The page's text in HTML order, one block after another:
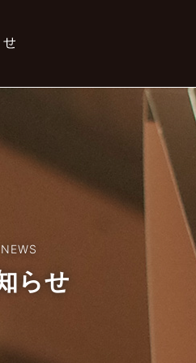
NEWS
らせ